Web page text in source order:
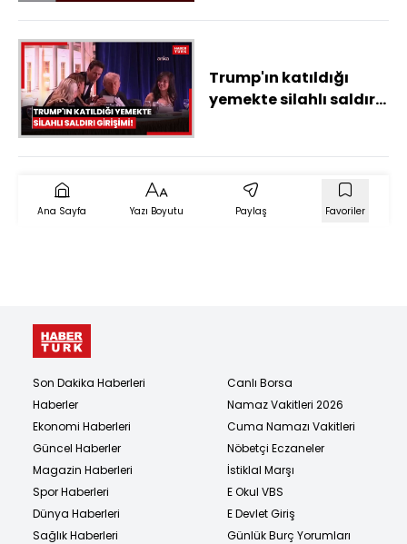
Trump'ın katıldığı
yemekte silahlı saldırı
Ana Sayfa Yazı Boyutu Paylaş Favoriler
Son Dakika Haberleri
Haberler
Ekonomi Haberleri
Güncel Haberler
Magazin Haberleri
Spor Haberleri
Dünya Haberleri
Sağlık Haberleri
Canlı Borsa
Namaz Vakitleri 2026
Cuma Namazı Vakitleri
Nöbetçi Eczaneler
İstiklal Marşı
E Okul VBS
E Devlet Giriş
Günlük Burç Yorumları